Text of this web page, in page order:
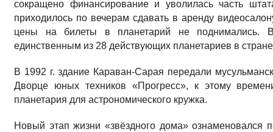
сокращено финансирова­ние и уволилась часть
приходилось по вечерам сдавать в аренду
цены на билеты в планетарий не поднимались.
единственным из 28 действующих планетариев в
В 1992 г. здание Караван-Сарая передали
Дворце юных техников «Прогресс», к этому
планетария для астрономи­ческого кружка.
Новый этап жизни «звёздного дома»